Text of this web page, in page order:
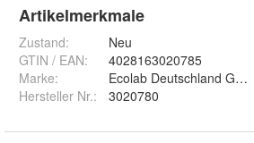
Artikelmerkmale
Zustand:
Neu
GTIN / EAN:
4028163020785
Marke:
Ecolab Deutschland GmbH
Hersteller Nr.:
3020780